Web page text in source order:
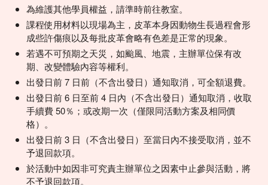
為維護其他學員權益，請準時前往教室。
課程使用材料以現場為主，皮革本身因動物生長過程會形
成些許傷痕以及每批皮革會略有色差是正常的現象。
若遇不可預期之天災，如颱風、地震，主辦單位保有改
期、改變體驗內容等權利。
出發日前 7 日前（不含出發日）通知取消，可全額退費。
出發日前 6 日至前 4 日內（不含出發日）通知取消，收取
手續費 50％；或改期一次（僅限同活動方案及相同價
格）。
出發日前 3 日（不含出發日）至當日內不接受取消，並不
予退回款項。
於活動中如因非可究責主辦單位之因素中止參與活動，將
不予退回款項。